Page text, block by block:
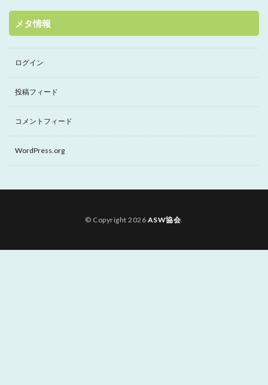
メタ情報
ログイン
投稿フィード
コメントフィード
WordPress.org
© Copyright 2026 ASW協会